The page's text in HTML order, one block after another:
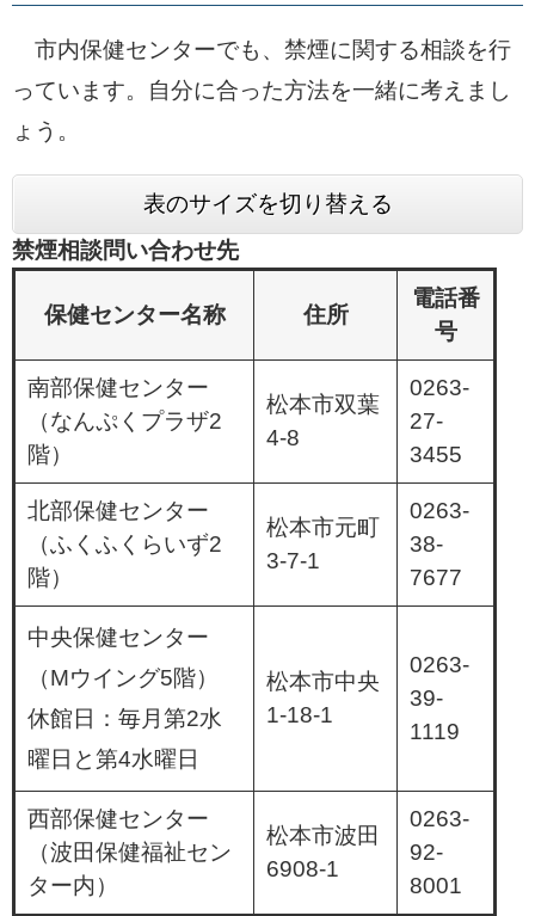
市内保健センターでも、禁煙に関する相談を行
っています。自分に合った方法を一緒に考えまし
ょう。
表のサイズを切り替える
禁煙相談問い合わせ先
保健センター名称 住所
電話番
号
南部保健センター
（なんぷくプラザ2
階）
松本市双葉
4-8
0263-
27-
3455
北部保健センター
（ふくふくらいず2
階）
松本市元町
3-7-1
0263-
38-
7677
中央保健センター
（Mウイング5階）
休館日：毎月第2水
曜日と第4水曜日
松本市中央
1-18-1
0263-
39-
1119
西部保健センター
（波田保健福祉セン
ター内）
松本市波田
6908-1
0263-
92-
8001